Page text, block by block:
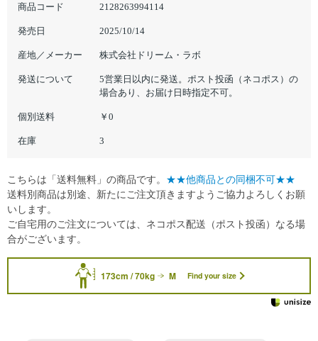
商品コード 2128263994114
発売日 2025/10/14
産地／メーカー 株式会社ドリーム・ラボ
発送について
5営業日以内に発送。ポスト投函（ネコポス）の
場合あり、お届け日時指定不可。
個別送料 ￥0
在庫 3
173cm / 70kg M Find your size
こちらは「送料無料」の商品です。 ★★他商品との同梱不可★★
送料別商品は別途、新たにご注文頂きますようご協力よろしくお願
いします。
ご自宅用のご注文については、ネコポス配送（ポスト投函）なる場
合がございます。